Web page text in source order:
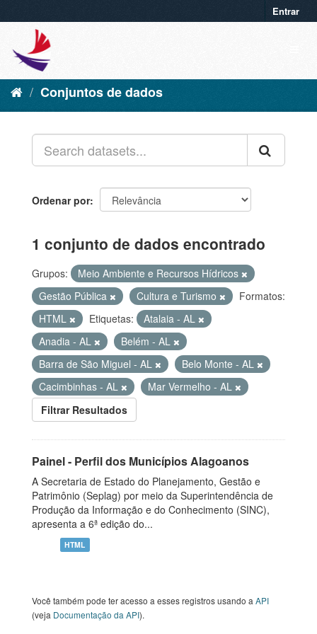
Entrar
Conjuntos de dados
Ordenar por
1 conjunto de dados encontrado
Grupos:
Meio Ambiente e Recursos Hídricos
Gestão Pública
Cultura e Turismo
Formatos:
HTML
Etiquetas:
Atalaia - AL
Anadia - AL
Belém - AL
Barra de São Miguel - AL
Belo Monte - AL
Cacimbinhas - AL
Mar Vermelho - AL
Filtrar Resultados
Painel - Perfil dos Municípios Alagoanos
A Secretaria de Estado do Planejamento, Gestão e
Patrimônio (Seplag) por meio da Superintendência de
Produção da Informação e do Conhecimento (SINC),
apresenta a 6ª edição do...
HTML
Você também pode ter acesso a esses registros usando a API
(veja Documentação da API).